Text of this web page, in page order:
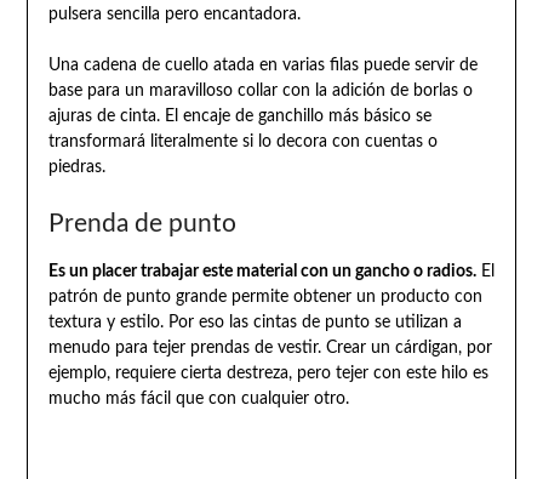
pulsera sencilla pero encantadora.
Una cadena de cuello atada en varias filas puede servir de
base para un maravilloso collar con la adición de borlas o
ajuras de cinta. El encaje de ganchillo más básico se
transformará literalmente si lo decora con cuentas o
piedras.
Prenda de punto
Es un placer trabajar este material con un gancho o radios.El
patrón de punto grande permite obtener un producto con
textura y estilo. Por eso las cintas de punto se utilizan a
menudo para tejer prendas de vestir. Crear un cárdigan, por
ejemplo, requiere cierta destreza, pero tejer con este hilo es
mucho más fácil que con cualquier otro.